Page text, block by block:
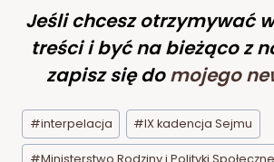
Jeśli chcesz otrzymywać
treści i być na bieżąco z
zapisz się do mojego
Tagi
wpisu:
#interpelacja #IX kadencja Sejmu
#Ministerstwo Rodziny i Polityki